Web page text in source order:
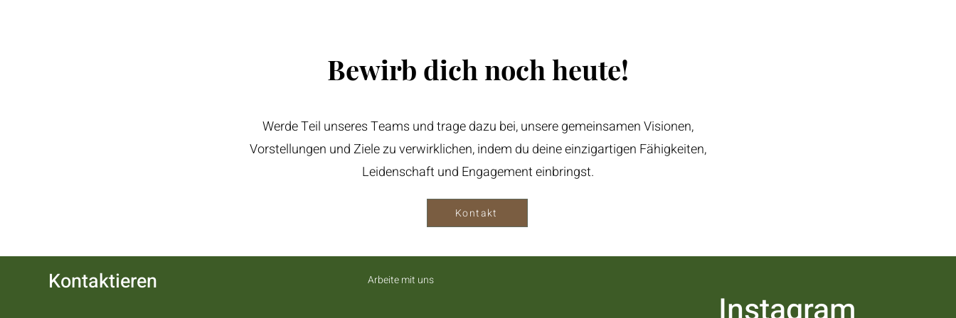
Bewirb dich noch heute!
Werde Teil unseres Teams und trage dazu bei, unsere gemeinsamen Visionen,
Vorstellungen und Ziele zu verwirklichen, indem du deine einzigartigen Fähigkeiten,
Leidenschaft und Engagement einbringst.
Kontakt
Kontaktieren Arbeite mit uns